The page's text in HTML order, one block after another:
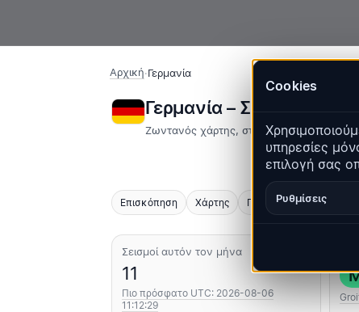
Cookies
υπηρεσίες
επιλογή σας
Ρυθμίσεις
Αρχική·Γερμανία
Γερμανία – Σεισμοί |
Ζωντανός χάρτης, στατιστικά και
Επισκόπηση Χάρτης Πρόσφατα
Σεισμοί αυτόν τον μήνα
11
Πιο πρόσφατο UTC: 2026-08-06
11:12:29